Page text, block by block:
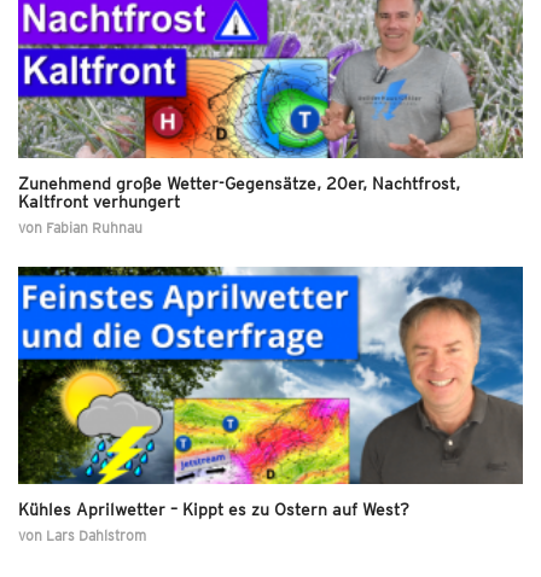
Zunehmend große Wetter-Gegensätze, 20er, Nachtfrost,
Kaltfront verhungert
von Fabian Ruhnau
Kühles Aprilwetter – Kippt es zu Ostern auf West?
von Lars Dahlstrom